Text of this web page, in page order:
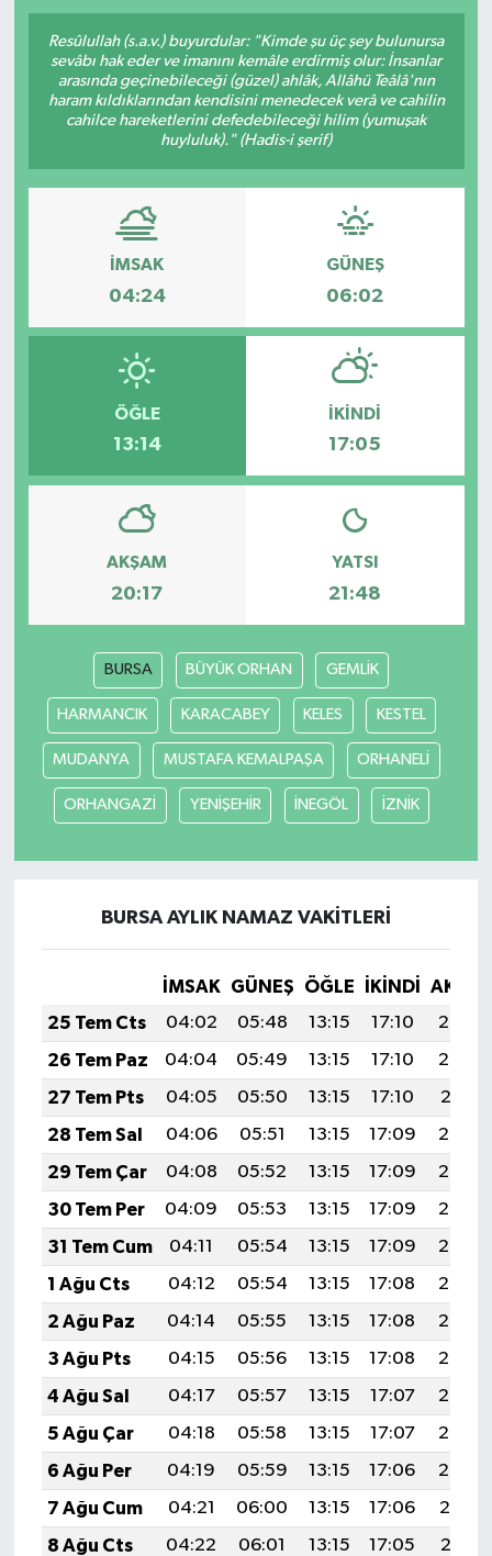
Resûlullah (s.a.v.) buyurdular: "Kimde şu üç şey bulunursa
sevâbı hak eder ve imanını kemâle erdirmiş olur: İnsanlar
arasında geçinebileceği (güzel) ahlâk, Allâhü Teâlâ'nın
haram kıldıklarından kendisini menedecek verâ ve cahilin
cahilce hareketlerini defedebileceği hilim (yumuşak
huyluluk)." (Hadis-i şerif)
İMSAK
04:24
GÜNEŞ
06:02
ÖĞLE
13:14
İKINDI
17:05
AKŞAM
20:17
YATSI
21:48
BURSA BÜYÜK ORHAN GEMLİK
HARMANCIK KARACABEY KELES KESTEL
MUDANYA MUSTAFA KEMALPAŞA ORHANELİ
ORHANGAZİ YENİŞEHİR İNEGÖL İZNİK
BURSA AYLIK NAMAZ VAKITLERI
İMSAK GÜNEŞ ÖĞLE İKINDI
25 Tem Cts
04:02 05:48 13:15 17:10
20:33
26 Tem Paz
04:04 05:49 13:15 17:10
20:32
27 Tem Pts
04:05 05:50 13:15 17:10
20:31
28 Tem Sal
04:06 05:51 13:15 17:09
20:30
29 Tem Çar
04:08 05:52 13:15 17:09
20:29
30 Tem Per
04:09 05:53 13:15 17:09
20:28
31 Tem Cum
04:11 05:54 13:15 17:09
20:27
1 Ağu Cts
04:12 05:54 13:15 17:08
20:26
2 Ağu Paz
04:14 05:55 13:15 17:08
20:25
3 Ağu Pts
04:15 05:56 13:15 17:08
20:24
4 Ağu Sal
04:17 05:57 13:15 17:07
20:23
5 Ağu Çar
04:18 05:58 13:15 17:07
20:22
6 Ağu Per
04:19 05:59 13:15 17:06
20:20
7 Ağu Cum
04:21 06:00 13:15 17:06
20:19
8 Ağu Cts
04:22 06:01 13:15 17:05
20:18
SPOR
KÜLTÜR SANAT
FRAGMANLAR